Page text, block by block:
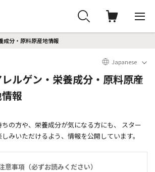
成分・原料原産地情報
Japanese
レルゲン・栄養成分・原料原産
報
の方や、栄養成分が気になる方にも、
スター
みいただけるよう、情報を公開しています。
意事項（必ずお読みください）